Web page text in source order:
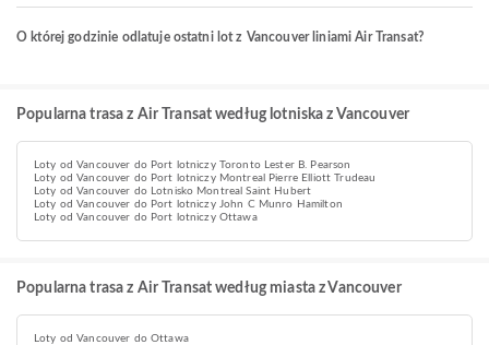
O której godzinie odlatuje ostatni lot z Vancouver liniami Air Transat?
Popularna trasa z Air Transat według lotniska z Vancouver
Loty od Vancouver do Port lotniczy Toronto Lester B. Pearson
Loty od Vancouver do Port lotniczy Montreal Pierre Elliott Trudeau
Loty od Vancouver do Lotnisko Montreal Saint Hubert
Loty od Vancouver do Port lotniczy John C Munro Hamilton
Loty od Vancouver do Port lotniczy Ottawa
Popularna trasa z Air Transat według miasta z Vancouver
Loty od Vancouver do Ottawa